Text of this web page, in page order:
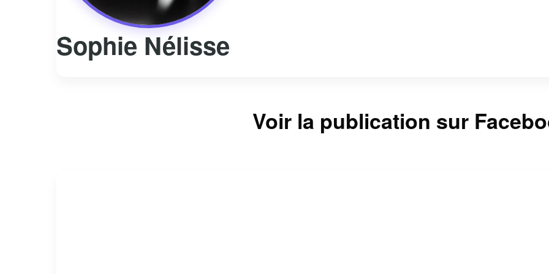
Sophie Nélisse
Voir la publication sur